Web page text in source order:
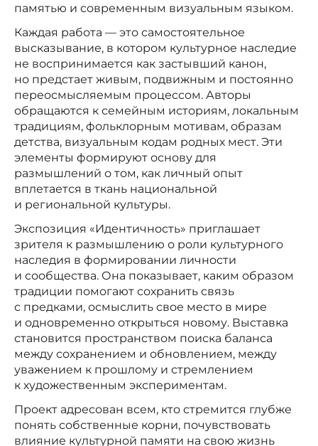
памятью и современным визуальным языком.
Каждая работа — это самостоятельное
высказывание, в котором культурное наследие
не воспринимается как застывший канон,
но предстает живым, подвижным и постоянно
переосмысляемым процессом. Авторы
обращаются к семейным историям, локальным
традициям, фольклорным мотивам, образам
детства, визуальным кодам родных мест. Эти
элементы формируют основу для
размышлений о том, как личный опыт
вплетается в ткань национальной
и региональной культуры.
Экспозиция «Идентичность» приглашает
зрителя к размышлению о роли культурного
наследия в формировании личности
и сообщества. Она показывает, каким образом
традиции помогают сохранить связь
с предками, осмыслить свое место в мире
и одновременно открыться новому. Выставка
становится пространством поиска баланса
между сохранением и обновлением, между
уважением к прошлому и стремлением
к художественным экспериментам.
Проект адресован всем, кто стремится глубже
понять собственные корни, почувствовать
влияние культурной памяти на свою жизнь